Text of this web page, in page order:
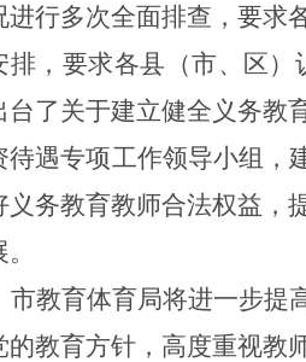
进行多次全面排查，要求
排，要求各县（市、区）
台了关于建立健全义务教
待遇专项工作领导小组 ，
义务教育教师合法权益，
市教育体育局将进一步提
的教育方针，高度重视教